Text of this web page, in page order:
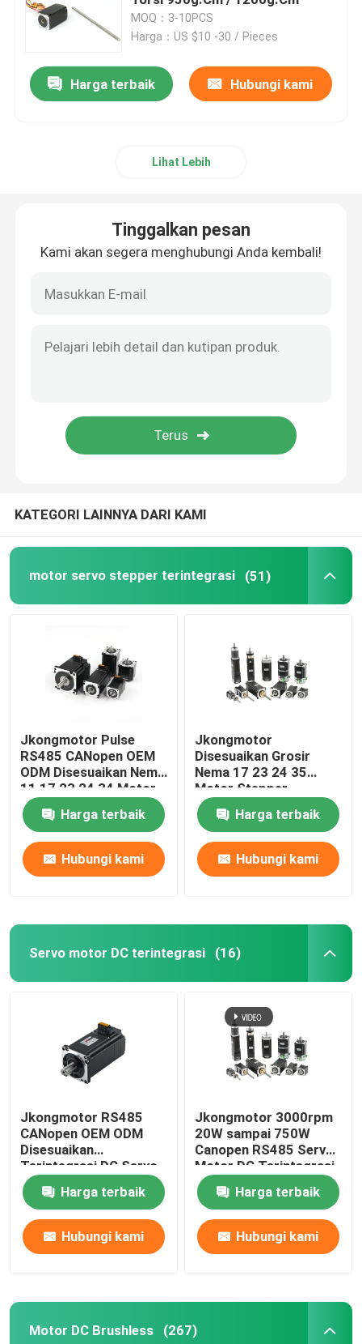
Motor Stepper Hibrida
motor bldc bergeser
Motor Stepper Loop Tertutup
Stepper Motor Dengan Rem
Pengemudi Motor DC Tanpa Kuas
motor bldc rotor luar
Gearbox Planetary Presisi
Motor Spindle
MOQ：3-10PCS
Harga：US $10 -30 / Pieces
Harga terbaik Hubungi kami
Lihat Lebih
Tinggalkan pesan
Kami akan segera menghubungi Anda kembali!
KATEGORI LAINNYA DARI KAMI
motor servo stepper terintegrasi (51)
Jkongmotor Pulse
RS485 CANopen OEM
ODM Disesuaikan Nema
11 17 23 24 34 Motor
Servo Stepper
Terintegrasi dengan
Encoder Digunakan
untuk Mesin Cnc
Harga terbaik
Hubungi kami
Jkongmotor
Disesuaikan Grosir
Nema 17 23 24 35
Motor Stepper
Terintegrasi RS485
DapatMembuka
Ethercat Untuk Mesin
CNC
Harga terbaik
Hubungi kami
Servo motor DC terintegrasi (16)
Jkongmotor RS485
CANopen OEM ODM
Disesuaikan
Terintegrasi DC Servo
Motor Nema 17 23 24
34 Brushless Bldc
Servo Motor dengan
Driver Terintegrasi
Built in
Harga terbaik
Hubungi kami
Jkongmotor 3000rpm
20W sampai 750W
Canopen RS485 Servo
Motor DC Terintegrasi
dengan Encoder 17bit
untuk Mesin Tekstil
Harga terbaik
Hubungi kami
Motor DC Brushless (267)